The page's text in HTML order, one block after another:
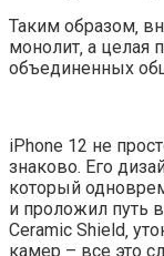
Таким образом‚
монолит‚ а целая
объединенных
iPhone 12 не
знаково. Его
который
и проложил путь
Ceramic Shield‚
камер – все это